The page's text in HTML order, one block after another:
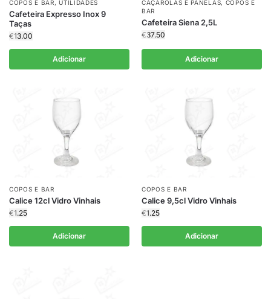
COPOS E BAR,UTILIDADES
Cafeteira Expresso Inox 9
Taças
€13.00
Adicionar
CAÇAROLAS E PANELAS, COPOS E
BAR
Cafeteira Siena 2,5L
€37.50
Adicionar
COPOS E BAR
Calice 12cl Vidro Vinhais
€1.25
Adicionar
COPOS E BAR
Calice 9,5cl Vidro Vinhais
€1.25
Adicionar